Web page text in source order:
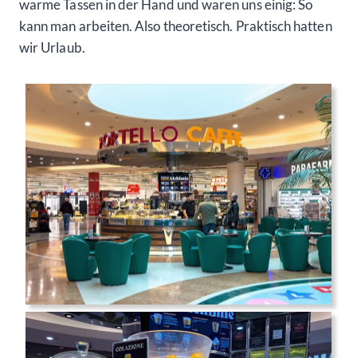
warme Tassen in der Hand und waren uns einig: So
kann man arbeiten. Also theoretisch. Praktisch hatten
wir Urlaub.